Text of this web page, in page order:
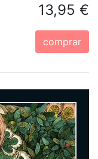
13,95 €
comprar